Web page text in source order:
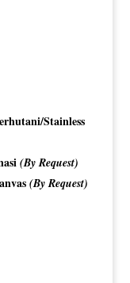
Stainless
(By Request)
(By Request)